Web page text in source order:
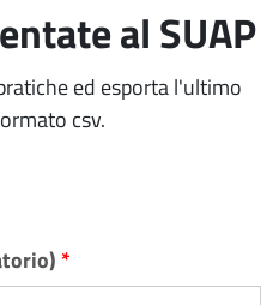
al SUAP
ed esporta l'ultimo
csv.
CAPTCHA
*